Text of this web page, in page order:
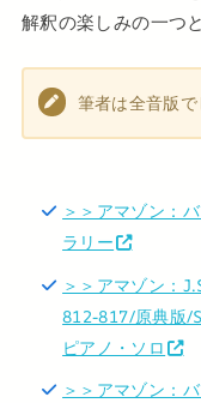
解釈の楽しみの一つ
筆者は全音版で
＞＞アマゾン：
ラリー
＞＞アマゾン：
812-817/原典版/
ピアノ・ソロ
＞＞アマゾン：